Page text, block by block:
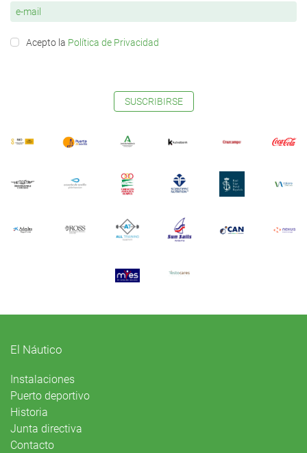
Acepto la Política de Privacidad
SUSCRIBIRSE
El Náutico
Instalaciones
Puerto deportivo
Historia
Junta directiva
Contacto